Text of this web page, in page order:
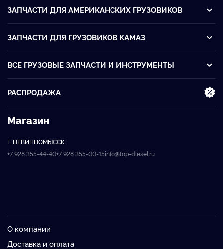
ЗАПЧАСТИ ДЛЯ АМЕРИКАНСКИХ ГРУЗОВИКОВ
ЗАПЧАСТИ ДЛЯ ГРУЗОВИКОВ KАМАЗ
ВСЕ ГРУЗОВЫЕ ЗАПЧАСТИ И ИНСТРУМЕНТЫ
РАСПРОДАЖА
Магазин
Г. НЕВИННОМЫССК
+7 928 355-44-40+7 928 355-00-15info@top-diesel.ru
О компании
Доставка и оплата